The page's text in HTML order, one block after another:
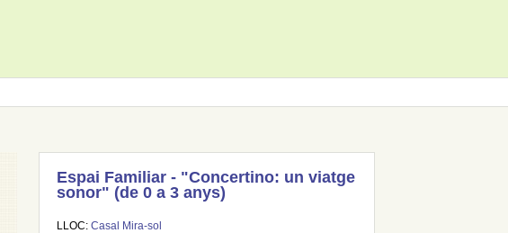
Espai Familiar - "Concertino: un viatge
sonor" (de 0 a 3 anys)
LLOC: Casal Mira-sol